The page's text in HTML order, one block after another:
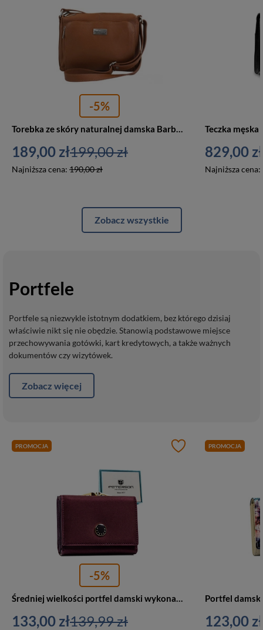
-5%
Torebka ze skóry naturalnej damska Barberini's 633-12 listonoszka mała jasnobrązowa
189,00 zł
Najniższa cena: 190,00 zł
199,00 zł 829,00 zł
Najniższa cena:
Zobacz wszystkie
Portfele
Portfele są niezwykle istotnym dodatkiem, bez którego dzisiaj
właściwie nikt się nie obędzie. Stanowią podstawowe miejsce
przechowywania gotówki, kart kredytowych, a także ważnych
dokumentów czy wizytówek.
Zobacz więcej
PROMOCJA
-5%
Średniej wielkości portfel damski wykonany ze skóry naturalnej i ekologicznej w fioletowym kolorze - Peterson
133,00 zł139,99 zł
PROMOCJA
123,00 zł